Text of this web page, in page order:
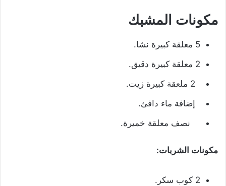
مكونات المشبك
5 معلقة كبيرة نشا.
2 معلقة كبيرة دقيق.
إضافة ماء دافئ.
نصف معلقة خميرة.
مكونات الشربات:
2 كوب سكر.